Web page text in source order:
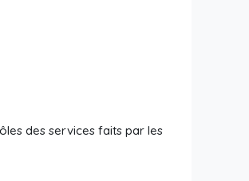
des services faits par les